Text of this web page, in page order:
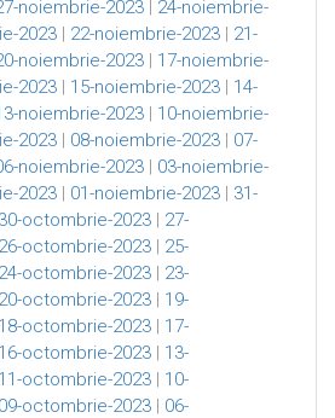
noiembrie-2023
24-noiembrie-
2023 | 22-noiembrie-2023 | 21-
noiembrie-2023 | 17-noiembrie-
2023 | 15-noiembrie-2023 | 14-
noiembrie-2023 | 10-noiembrie-
2023 | 08-noiembrie-2023 | 07-
noiembrie-2023 | 03-noiembrie-
2023 | 01-noiembrie-2023 | 31-
30-octombrie-2023 | 27-
26-octombrie-2023 | 25-
24-octombrie-2023 | 23-
20-octombrie-2023 | 19-
18-octombrie-2023 | 17-
16-octombrie-2023 | 13-
11-octombrie-2023 | 10-
09-octombrie-2023 | 06-